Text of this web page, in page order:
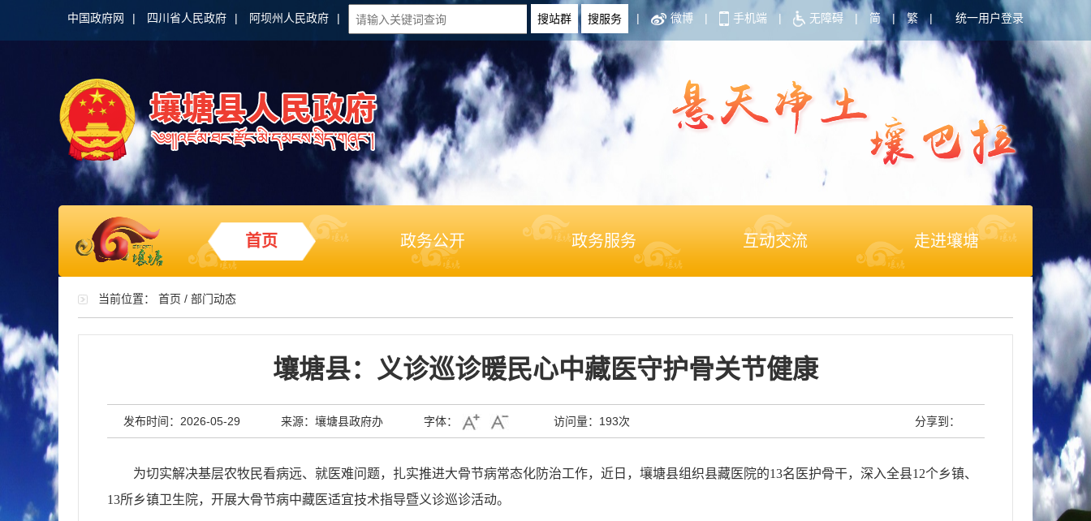
中国政府网 | 四川省人民政府 | 阿坝州人民政府 | | 微博 | 手机端 | 无障碍 | 简 | 繁 | 统一用户登录
首页 政务公开 政务服务 互动交流 走进壤塘
当前位置： 首页 / 部门动态
壤塘县：义诊巡诊暖民心中藏医守护骨关节健康
发布时间：2026-05-29 来源：壤塘县政府办 字体： 访问量： 193次 分享到：
为切实解决基层农牧民看病远、就医难问题，扎实推进大骨节病常态化防治工作，近日，壤塘县组织县藏医院的13名医护骨干，深入全县12个乡镇、
13所乡镇卫生院，开展大骨节病中藏医适宜技术指导暨义诊巡诊活动。